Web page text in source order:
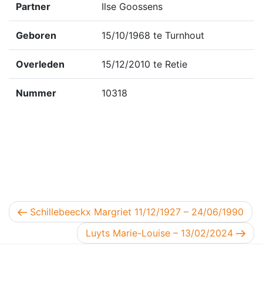
Partner Ilse Goossens
Geboren 15/10/1968 te Turnhout
Overleden 15/12/2010 te Retie
Nummer 10318
Berichtnavigatie
Vorig bericht
Schillebeeckx Margriet 11/12/1927 – 24/06/1990
Volgend bericht
Luyts Marie-Louise – 13/02/2024